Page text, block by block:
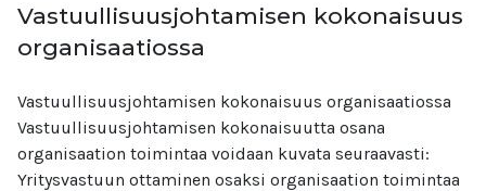
Vastuullisuusjohtamisen kokonaisuus
organisaatiossa
Vastuullisuusjohtamisen kokonaisuus organisaatiossa
Vastuullisuusjohtamisen kokonaisuutta osana
organisaation toimintaa voidaan kuvata seuraavasti:
Yritysvastuun ottaminen osaksi organisaation toimintaa